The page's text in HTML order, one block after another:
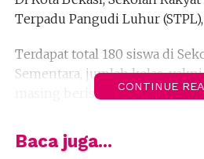
Terpadu Pangudi Luhur
Terdapat total 180 siswa di
Sementara, jumlah kelas,
masing berisi 20 siswa.
mengatakan, pihaknya
CONTINUE
Baca juga...